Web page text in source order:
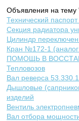
Объявления на тему
Технический
Секция радиатора
Цилиндр
Кран №172-1
ПОМОЩЬ В
Тепловозов
Вал реверса
Дышловые
изделий
Вентиль
Вал отбора